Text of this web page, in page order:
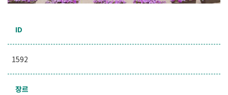
ID
1592
장르